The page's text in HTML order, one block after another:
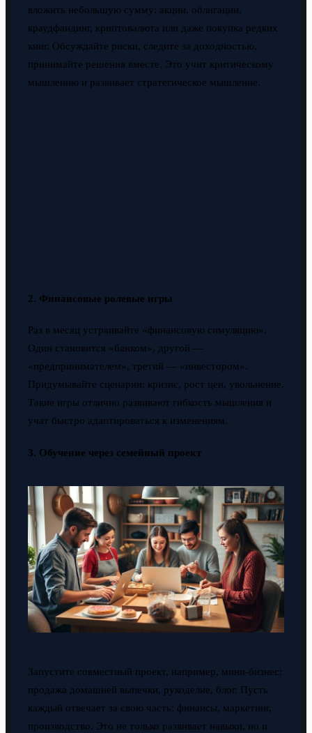
вложить небольшую сумму: акции, облигации,
краудфандинг, криптовалюта или даже покупка редких
книг. Обсуждайте риски, следите за доходностью,
принимайте решения вместе. Это учит критическому
мышлению и развивает стратегическое мышление.
2. Финансовые ролевые игры
Раз в месяц устраивайте «финансовую симуляцию».
Один становится «банком», другой —
«предпринимателем», третий — «инвестором».
Придумывайте сценарии: кризис, рост цен, увольнение.
Такие игры отлично развивают гибкость мышления и
учат быстро адаптироваться к изменениям.
3. Обучение через семейный проект
Запустите совместный проект, например, мини-бизнес:
продажа домашней выпечки, рукоделие, блог. Пусть
каждый отвечает за свою часть: финансы, маркетинг,
производство. Это не только развивает навыки, но и